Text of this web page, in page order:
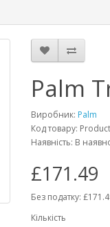
Palm
Виробник: Palm
Код товару:
Наявність: В
£171.49
Без податку:
Кількість